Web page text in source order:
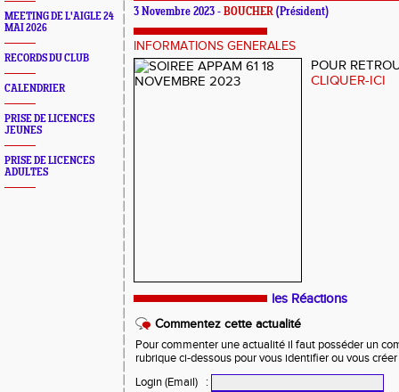
MEETING DE L'AIGLE 24
MAI 2026
RECORDS DU CLUB
CALENDRIER
PRISE DE LICENCES
JEUNES
PRISE DE LICENCES
ADULTES
3 Novembre 2023 - BOUCHER (Président)
INFORMATIONS GENERALES
POUR
CLIQUER-ICI
les Réactions
Commentez cette actualité
Pour commenter une actualité il faut posséder un
rubrique ci-dessous pour vous identifier ou vous
Login (Email)
: